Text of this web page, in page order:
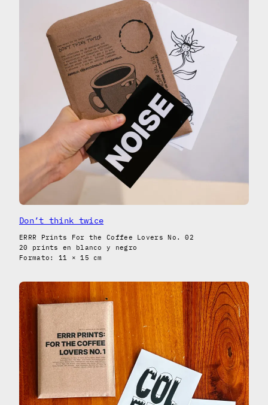
Don’t think twice
ERRR Prints For the Coffee Lovers No. 02
20 prints en blanco y negro
Formato: 11 × 15 cm